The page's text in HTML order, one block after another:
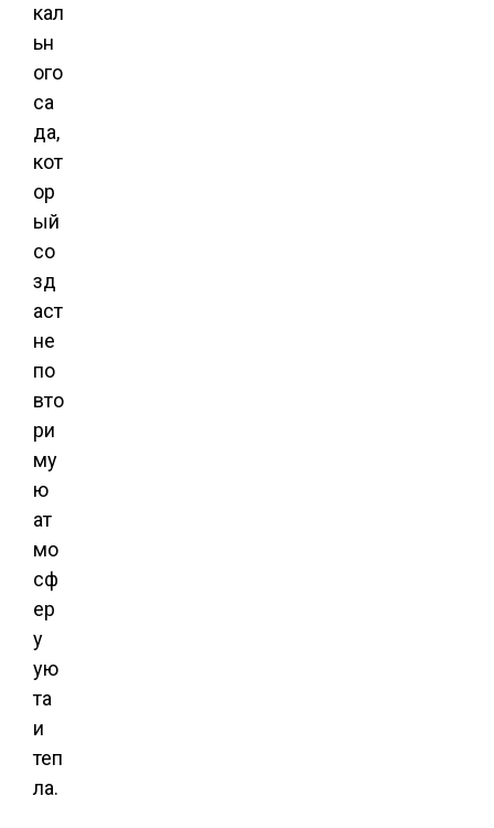
кал
ьн
ого
са
да,
кот
ор
ый
со
зд
аст
не
по
вто
ри
му
ю
ат
мо
сф
ер
у
ую
та
и
теп
ла.